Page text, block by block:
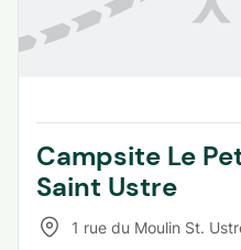
Campsite Le
Saint Ustre
1 rue du Moulin St.